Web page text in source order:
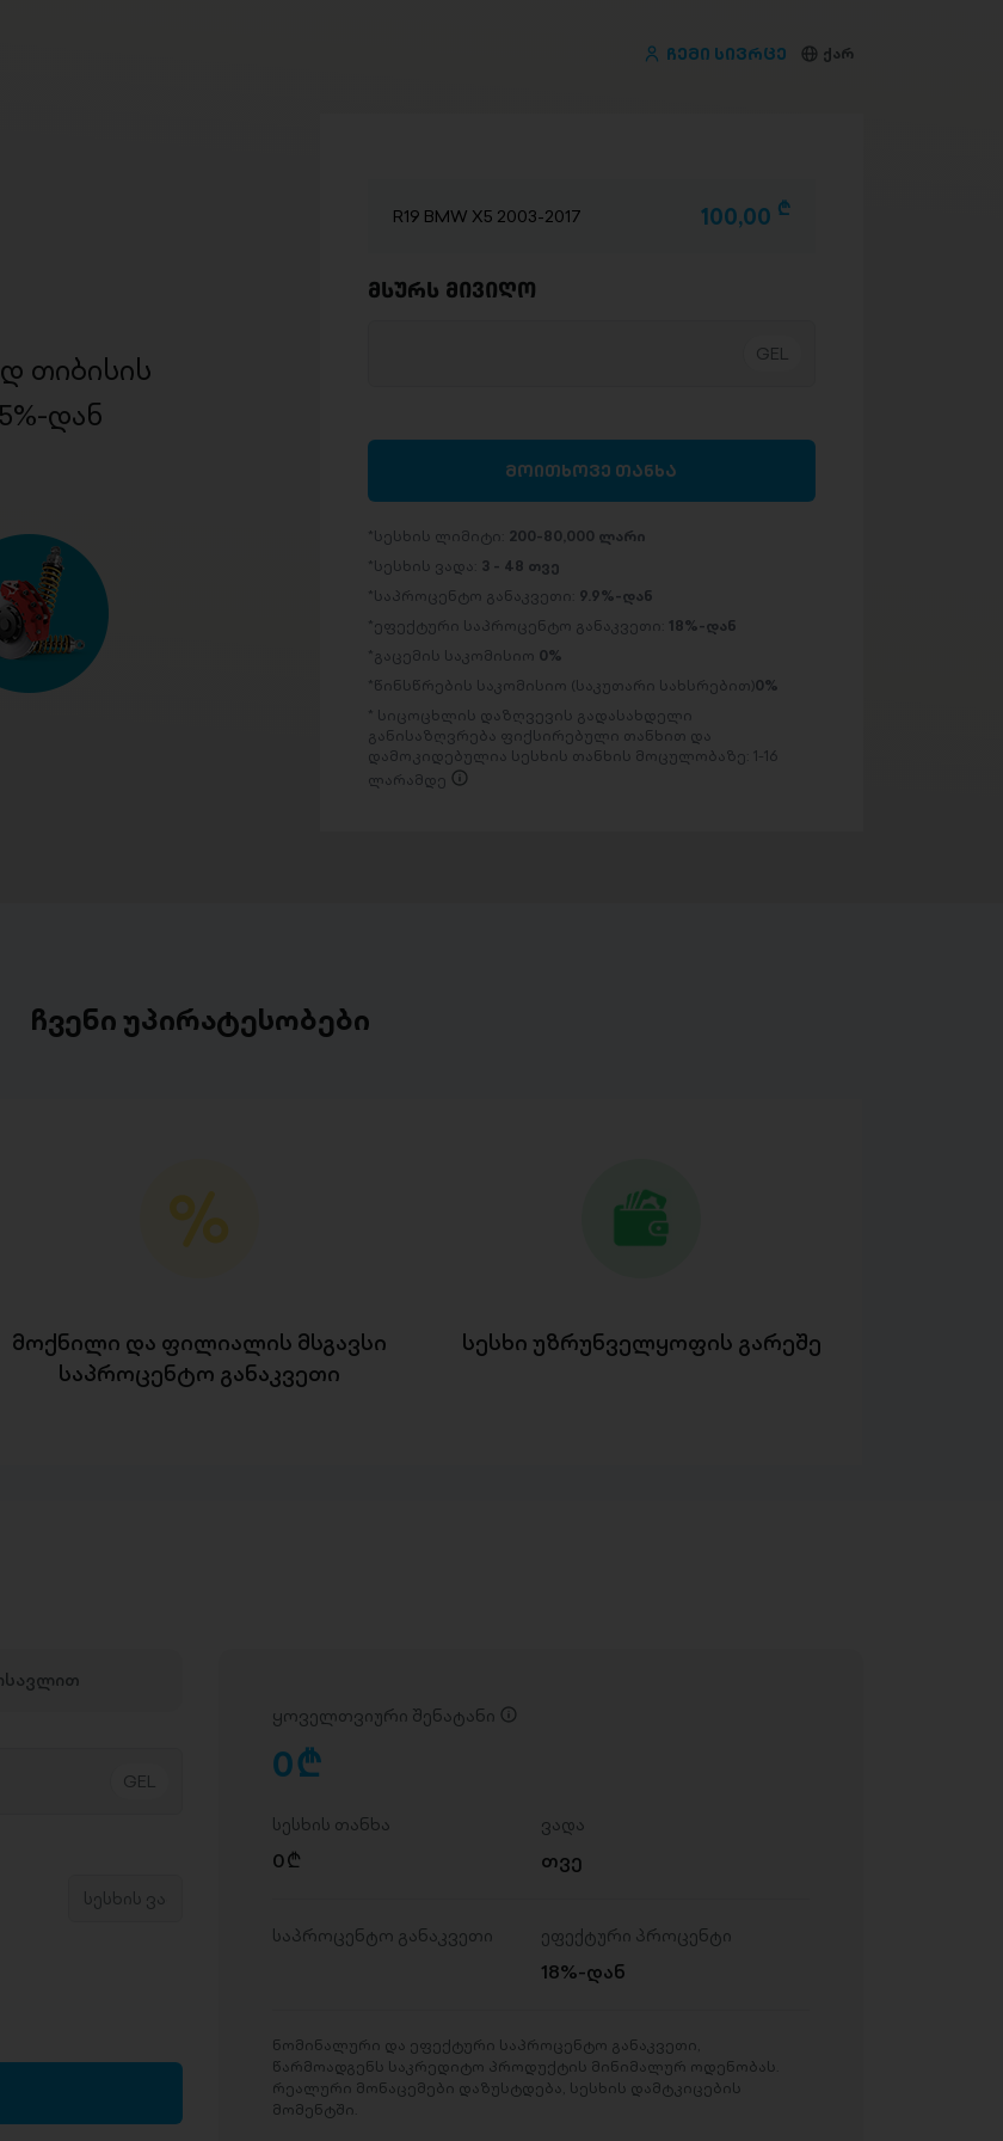
ჩემი სივრცე ქარ
თიბისის
დან
R19 BMW X5 2003-2017 100,00 D
მსურს მივიღო
მოითხოვე თანხა
სესხის ლიმიტი: 200-80,000 ლარი
სესხის ვადა: 3 - 48 თვე
საპროცენტო განაკვეთი: 9.9%-დან
ეფექტური საპროცენტო განაკვეთი: 18%-დან
გაცემის საკომისიო 0%
წინსწრების საკომისიო (საკუთარი სახსრებით)0%
სიცოცხლის დაზღვევის გადასახდელი
განისაზღვრება ფიქსირებული თანხით და
დამოკიდებულია სესხის თანხის მოცულობაზე: 1-16
ლარამდე
ჩვენი უპირატესობები
მოქნილი და ფილიალის მსგავსი
საპროცენტო განაკვეთი
სესხი უზრუნველყოფის გარეშე
ყოველთვიური შენატანი
0D
სესხის თანხა
0D
ვადა
თვე
საპროცენტო განაკვეთი ეფექტური პროცენტი
18%-დან
ნომინალური და ეფექტური საპროცენტო განაკვეთი,
წარმოადგენს საკრედიტო პროდუქტის მინიმალურ ოდენობას.
რეალური მონაცემები დაზუსტდება, სესხის დამტკიცების
მომენტში.